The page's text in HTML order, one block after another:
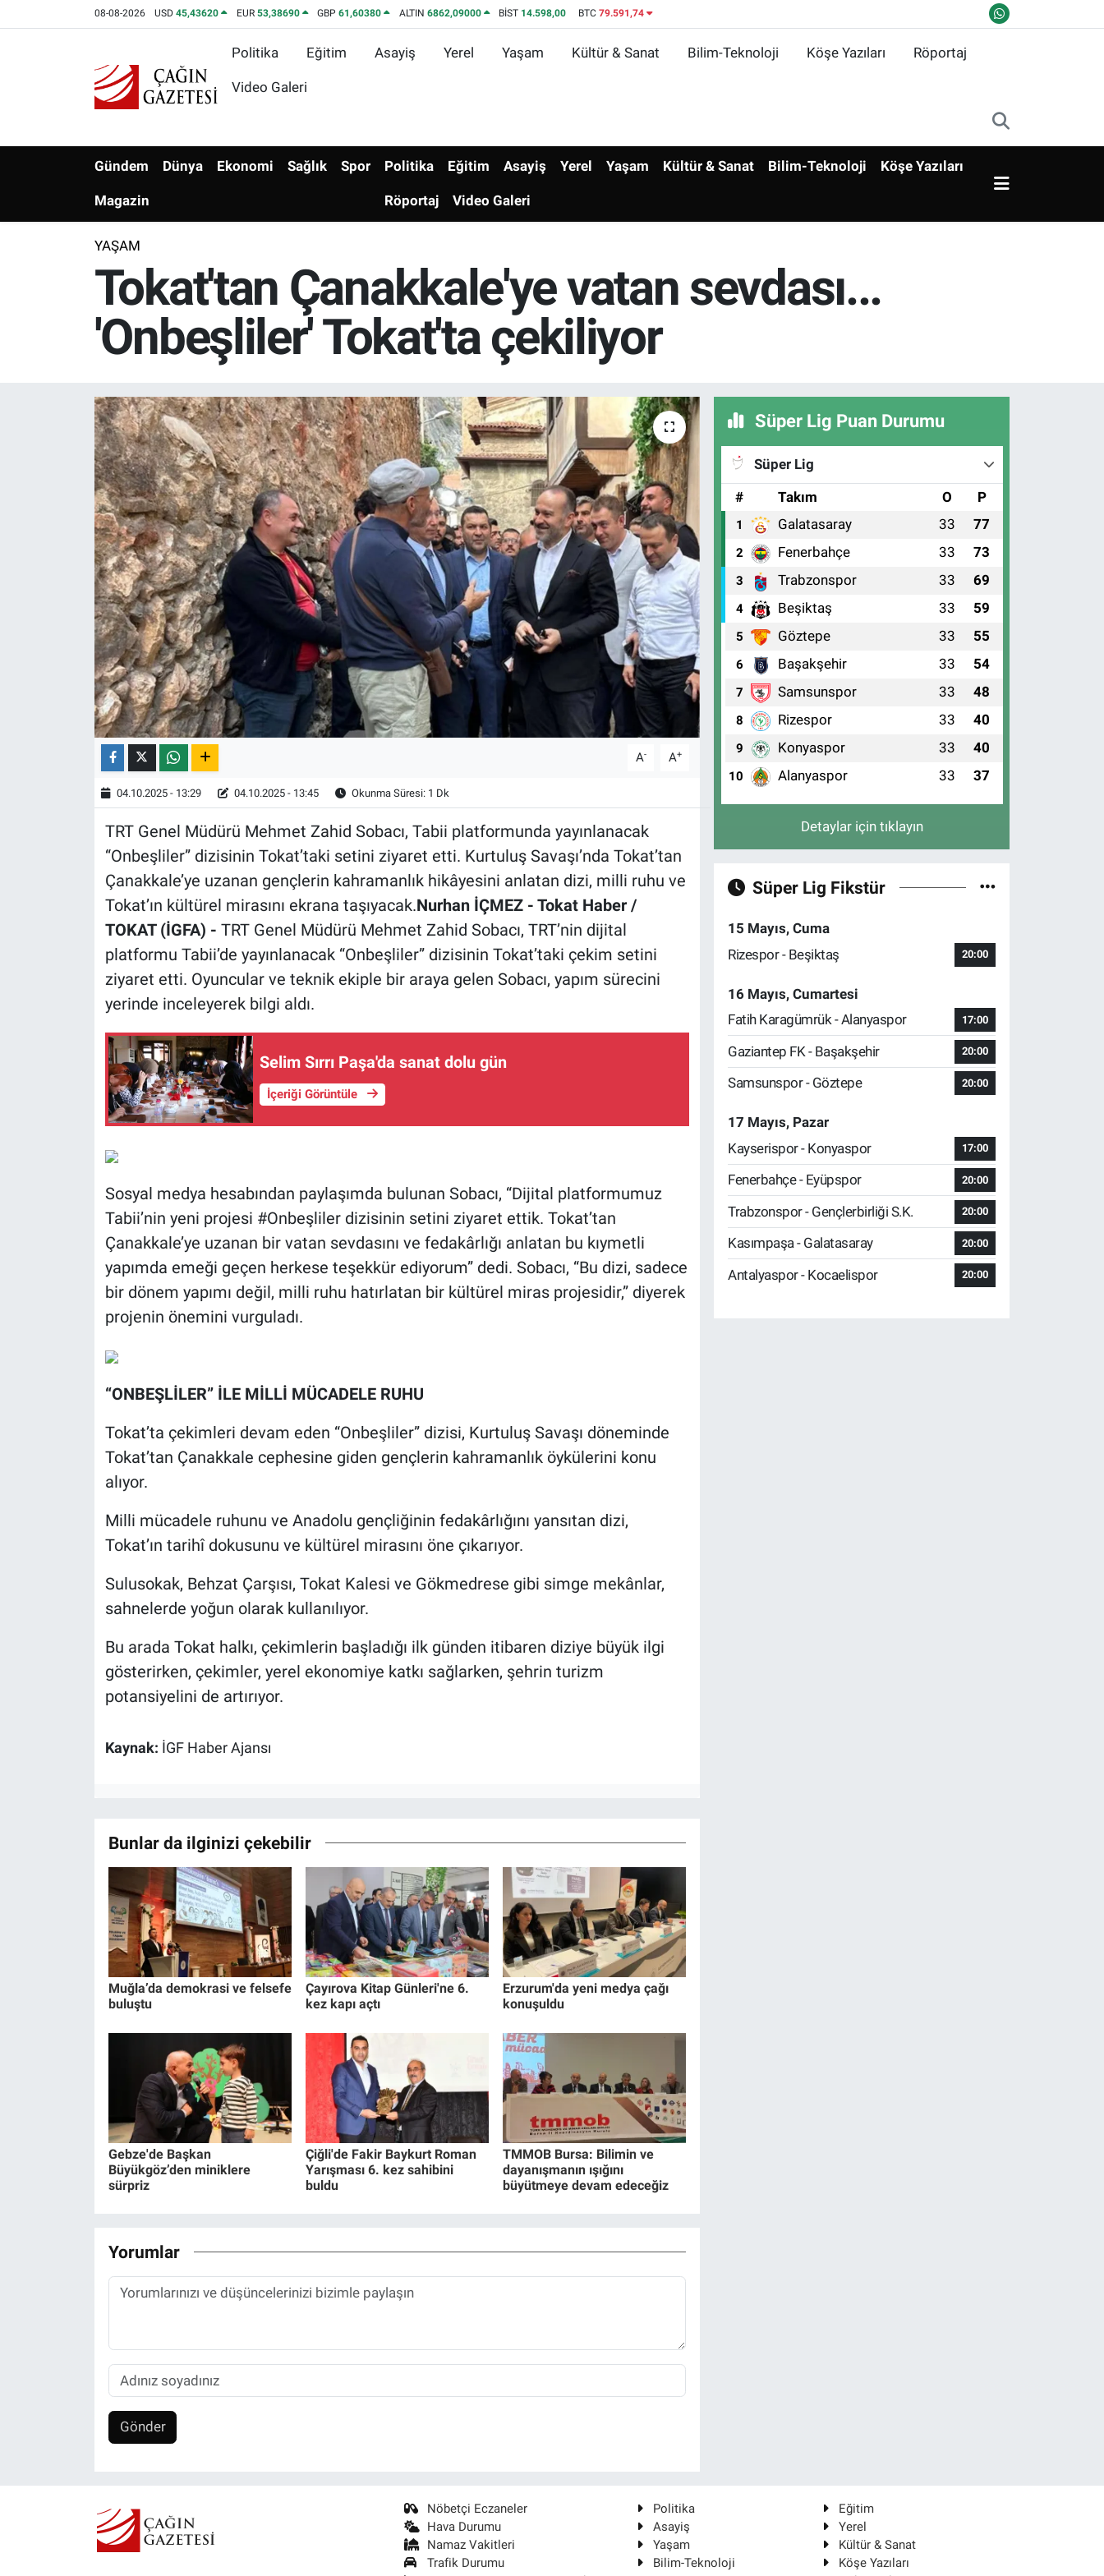
08-08-2026 USD45,43620 EUR 53,38690 GBP61,60380 ALTIN 6862,09000 BİST 14.598,00 BTC 79.591,74
Politika Eğitim Asayiş Yerel Yaşam Kültür & Sanat Bilim-Teknoloji Köşe Yazıları Röportaj
Video Galeri
Gündem Dünya Ekonomi Sağlık Spor
Magazin
Politika Eğitim Asayiş Yerel Yaşam Kültür & Sanat Bilim-Teknoloji Köşe Yazıları
Röportaj Video Galeri
YAŞAM
Tokat'tan Çanakkale'ye vatan sevdası...
'Onbeşliler' Tokat'ta çekiliyor
A- A+
04.10.2025 - 13:29 04.10.2025 - 13:45 Okunma Süresi: 1 Dk
TRT Genel Müdürü Mehmet Zahid Sobacı, Tabii platformunda yayınlanacak
“Onbeşliler” dizisinin Tokat’taki setini ziyaret etti. Kurtuluş Savaşı’nda Tokat’tan
Çanakkale’ye uzanan gençlerin kahramanlık hikâyesini anlatan dizi, milli ruhu ve
Tokat’ın kültürel mirasını ekrana taşıyacak.Nurhan İÇMEZ - Tokat Haber /
TOKAT (İGFA) - TRT Genel Müdürü Mehmet Zahid Sobacı, TRT’nin dijital
platformu Tabii’de yayınlanacak “Onbeşliler” dizisinin Tokat’taki çekim setini
ziyaret etti. Oyuncular ve teknik ekiple bir araya gelen Sobacı, yapım sürecini
yerinde inceleyerek bilgi aldı.
Selim Sırrı Paşa'da sanat dolu gün
İçeriği Görüntüle
Sosyal medya hesabından paylaşımda bulunan Sobacı, “Dijital platformumuz
Tabii’nin yeni projesi #Onbeşliler dizisinin setini ziyaret ettik. Tokat’tan
Çanakkale’ye uzanan bir vatan sevdasını ve fedakârlığı anlatan bu kıymetli
yapımda emeği geçen herkese teşekkür ediyorum” dedi. Sobacı, “Bu dizi, sadece
bir dönem yapımı değil, milli ruhu hatırlatan bir kültürel miras projesidir,” diyerek
projenin önemini vurguladı.
“ONBEŞLİLER” İLE MİLLİ MÜCADELE RUHU
Tokat’ta çekimleri devam eden “Onbeşliler” dizisi, Kurtuluş Savaşı döneminde
Tokat’tan Çanakkale cephesine giden gençlerin kahramanlık öykülerini konu
alıyor.
Milli mücadele ruhunu ve Anadolu gençliğinin fedakârlığını yansıtan dizi,
Tokat’ın tarihî dokusunu ve kültürel mirasını öne çıkarıyor.
Sulusokak, Behzat Çarşısı, Tokat Kalesi ve Gökmedrese gibi simge mekânlar,
sahnelerde yoğun olarak kullanılıyor.
Bu arada Tokat halkı, çekimlerin başladığı ilk günden itibaren diziye büyük ilgi
gösterirken, çekimler, yerel ekonomiye katkı sağlarken, şehrin turizm
potansiyelini de artırıyor.
Kaynak: İGF Haber Ajansı
Bunlar da ilginizi çekebilir
Muğla’da demokrasi ve felsefe
buluştu
Çayırova Kitap Günleri'ne 6.
kez kapı açtı
Erzurum'da yeni medya çağı
konuşuldu
Gebze'de Başkan
Büyükgöz’den miniklere
sürpriz
Çiğli'de Fakir Baykurt Roman
Yarışması 6. kez sahibini
buldu
TMMOB Bursa: Bilimin ve
dayanışmanın ışığını
büyütmeye devam edeceğiz
Yorumlar
Gönder
Süper Lig Puan Durumu
Süper Lig
#
Takım O P
1 Galatasaray 33 77
2 Fenerbahçe 33 73
3 Trabzonspor 33 69
4 Beşiktaş 33 59
5 Göztepe 33 55
6 Başakşehir 33 54
7 Samsunspor 33 48
8 Rizespor 33 40
9 Konyaspor 33 40
10 Alanyaspor 33 37
Detaylar için tıklayın
Süper Lig Fikstür
15 Mayıs, Cuma
Rizespor - Beşiktaş
20:00
16 Mayıs, Cumartesi
Fatih Karagümrük - Alanyaspor
17:00
Gaziantep FK - Başakşehir 20:00
Samsunspor - Göztepe 20:00
17 Mayıs, Pazar
Kayserispor - Konyaspor
17:00
Fenerbahçe - Eyüpspor 20:00
Trabzonspor - Gençlerbirliği S.K. 20:00
Kasımpaşa - Galatasaray 20:00
Antalyaspor - Kocaelispor 20:00
Nöbetçi Eczaneler
Hava Durumu
Namaz Vakitleri
Trafik Durumu
Politika
Eğitim
Asayiş
Yerel
Yaşam
Kültür & Sanat
Bilim-Teknoloji
Köşe Yazıları
Asayiş
Kültür & Sanat
Bilim-Teknoloji
Köşe Yazıları
Röportaj
Video Galeri
Nöbetçi Eczaneler
Hava Durumu
Namaz Vakitleri
Tüm Manşetler
Son Dakika Haberleri
Haber Arşivi